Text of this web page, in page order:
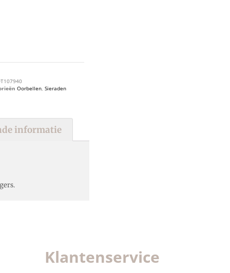
Oorbellen, Sieraden
informatie
Klantenservice